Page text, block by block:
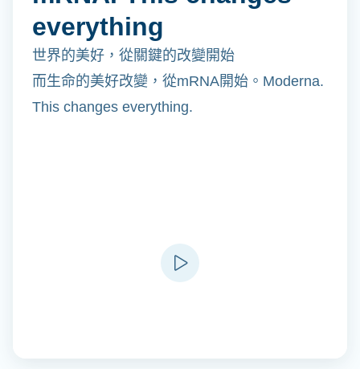
everything
世界的美好，從關鍵的改變開始
而生命的美好改變，從mRNA開始。Moderna.
This changes everything.